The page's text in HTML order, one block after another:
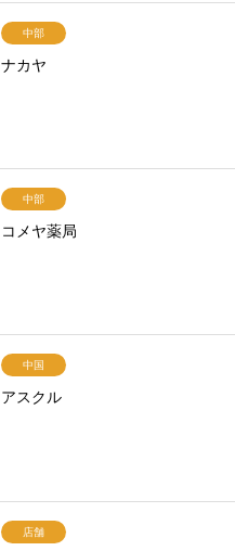
中部
ナカヤ
中部
コメヤ薬局
中国
アスクル
店舗